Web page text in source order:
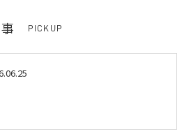
PICKUP